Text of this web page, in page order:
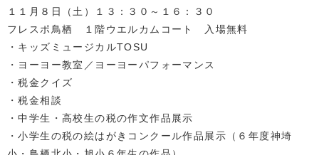
１１月８日（土）１３：３０～１６：３０
フレスポ鳥栖 １階ウエルカムコート 入場無料
・キッズミュージカルTOSU
・ヨーヨー教室／ヨーヨーパフォーマンス
・税金クイズ
・税金相談
・中学生・高校生の税の作文作品展示
・小学生の税の絵はがきコンクール作品展示（６年度神埼